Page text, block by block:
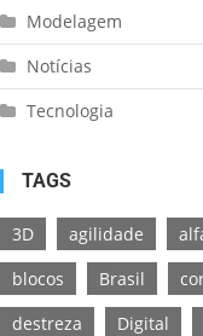
Modelagem
Notícias
Tecnologia
TAGS
3D agilidade
blocos
Brasil
destreza
Digital